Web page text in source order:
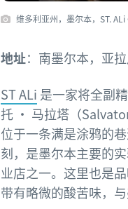
维多利亚州，墨尔本，ST.
地址：南墨尔本，亚
ST ALi 是一家将全副
托 · 马拉塔（
位于一条满是涂鸦的
刻，是墨尔本主要的
业店之一。这里也是
带有略微的酸苦味，